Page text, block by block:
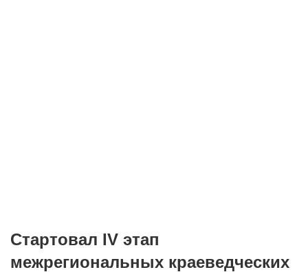
Стартовал IV этап
межрегиональных краеведческих